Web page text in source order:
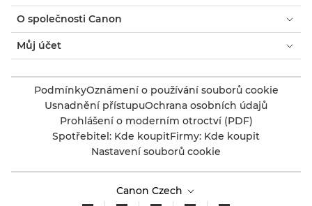
O společnosti Canon
Můj účet
PodmínkyOznámení o používání souborů cookie
Usnadnění přístupuOchrana osobních údajů
Prohlášení o moderním otroctví (PDF)
Spotřebitel: Kde koupitFirmy: Kde koupit
Nastavení souborů cookie
Canon Czech